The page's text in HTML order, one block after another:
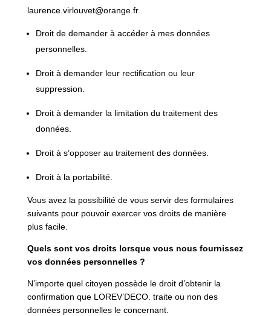
laurence.virlouvet@orange.fr
Droit de demander à accéder à mes données
personnelles.
Droit à demander leur rectification ou leur
suppression.
Droit à demander la limitation du traitement des
données.
Droit à s’opposer au traitement des données.
Droit à la portabilité.
Vous avez la possibilité de vous servir des formulaires
suivants pour pouvoir exercer vos droits de manière
plus facile.
Quels sont vos droits lorsque vous nous fournissez
vos données personnelles ?
N’importe quel citoyen possède le droit d’obtenir la
confirmation que LOREV’DECO. traite ou non des
données personnelles le concernant.